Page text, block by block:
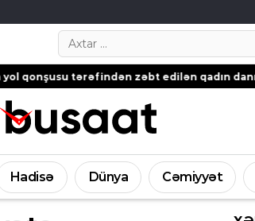
Search…
zəbt edilən qadın danışdı – Gədəbəydən
Hadisə Dünya Cəmiyyət